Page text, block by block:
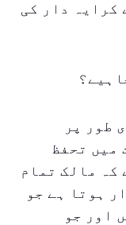
کرایہ دار کی
طور پر
میں تحفظ
کہ مالک تمام
ہوتا ہے جو
اور جو